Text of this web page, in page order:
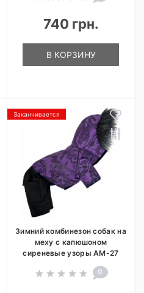
740 грн.
В КОРЗИНУ
Заканчивается
Зимний комбинезон собак на
меху с капюшоном
сиреневые узоры AM-27
0